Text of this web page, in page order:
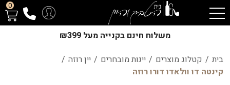
0
משלוח חינם בקנייה מעל ₪399
בית / קטלוג מוצרים / יינות מובחרים / יין רוזה /
קינטה דו וולאדו דורו רוזה